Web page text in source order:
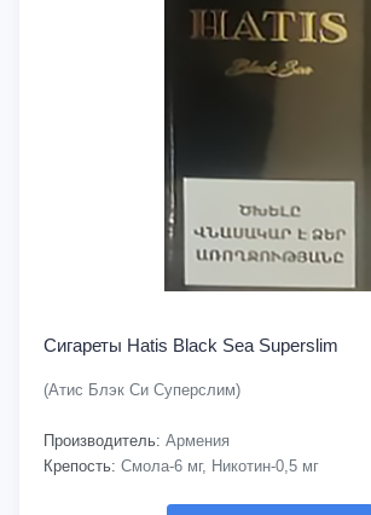
Сигареты Hatis Black Sea Superslim
(Атис Блэк Си Суперслим)
Производитель: Армения
Крепость: Смола-6 мг, Никотин-0,5 мг